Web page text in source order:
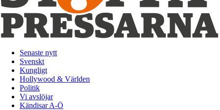
Senaste nytt
Svenskt
Kungligt
Hollywood & Världen
Politik
Vi avslöjar
Kändisar A-Ö